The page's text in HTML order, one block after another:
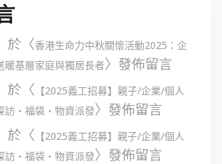
於〈香港生命力中秋關懷活動2025：企
暖基層家庭與獨居長者〉發佈留言
於〈 【2025義工招募】親子/企業/個人
訪・福袋・物資派發〉發佈留言
於〈 【2025義工招募】親子/企業/個人
訪・福袋・物資派發〉發佈留言